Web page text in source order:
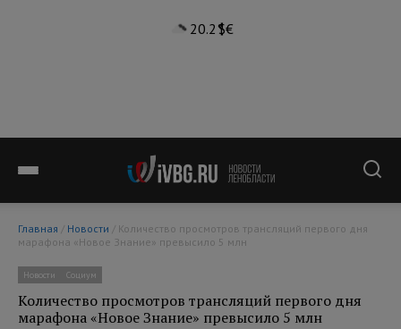
20.2°$€
Главная / Новости
марафона «Новое Знание» превысило 5 млн
Новости Социум
Количество просмотров трансляций первого дня
марафона «Новое Знание» превысило 5 млн